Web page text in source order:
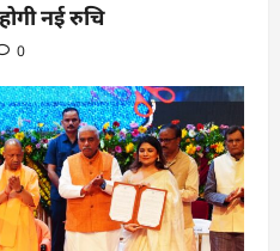
नई रुचि
0